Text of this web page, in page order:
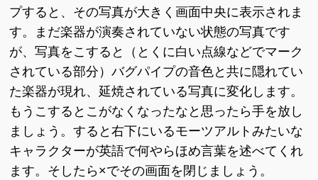
プすると、その写真が大きく画面中央に表示されま
す。まだ楽器が演奏されていない状態の写真です
が、写真をこすると（とくに白い点線などでマーク
されている部分）バグパイプの音色と共に隠れてい
た楽器が現れ、延焼されている写真に変化します。
もうこするとこがなくなったなと思ったら手を放し
ましょう。すると右下にいるモーツアルトみたいな
キャラクターが英語で何やらほめ言葉を述べてくれ
ます。そしたら×でその画面を閉じましょう。